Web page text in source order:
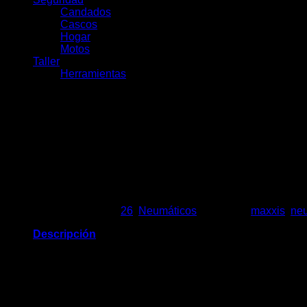
Candados
Cascos
Hogar
Motos
Taller
Herramientas
26 Neumáticos maxxis
Descripción